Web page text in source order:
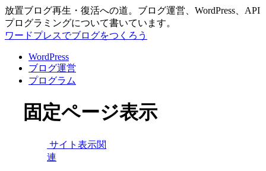
放置ブログ再生・復活への道。ブログ運営、WordPress、API
プログラミングについて書いています。
ワードプレスでブログをつくろう
WordPress
ブログ運営
プログラム
固定ページ表示
サイト表示関
連